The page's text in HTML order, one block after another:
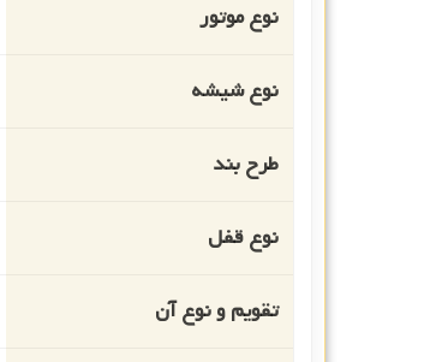
نوع موتور
نوع شیشه
طرح بند
نوع قفل
تقویم و نوع آن